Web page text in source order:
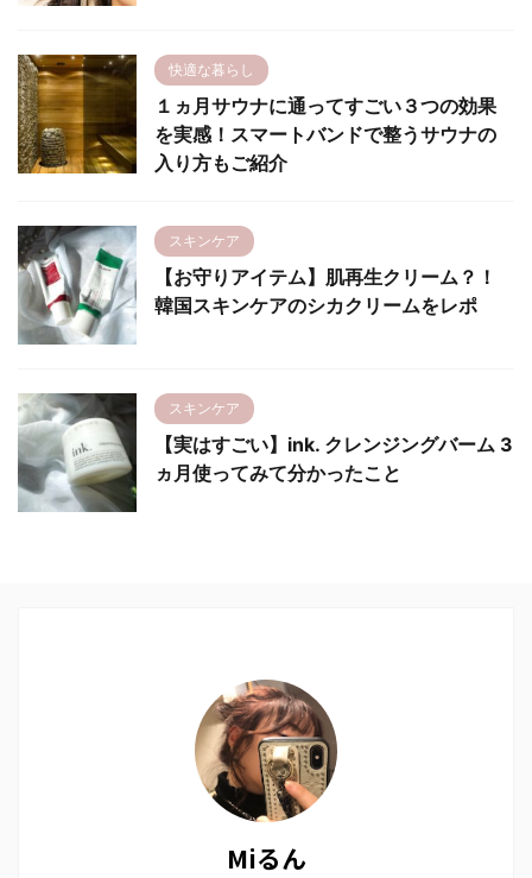
快適な暮らし
１ヵ月サウナに通ってすごい３つの効果
を実感！スマートバンドで整うサウナの
入り方もご紹介
スキンケア
【お守りアイテム】肌再生クリーム？！
韓国スキンケアのシカクリームをレポ
スキンケア
【実はすごい】ink. クレンジングバーム 3
ヵ月使ってみて分かったこと
Miるん